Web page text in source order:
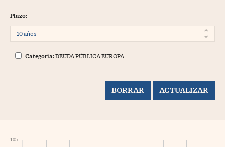
Plazo:
Categoría:DEUDA PÚBLICA EUROPA
105